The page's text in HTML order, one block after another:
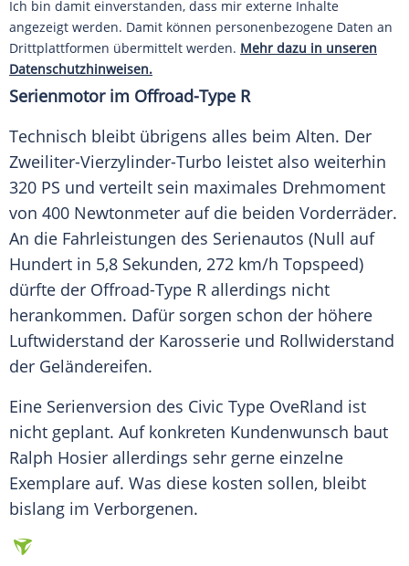
Ich bin damit einverstanden, dass mir externe Inhalte
angezeigt werden. Damit können personenbezogene Daten an
Drittplattformen übermittelt werden. Mehr dazu in unseren
Datenschutzhinweisen.
Serienmotor im Offroad-Type R
Technisch bleibt übrigens alles beim Alten. Der
Zweiliter-Vierzylinder-Turbo leistet also weiterhin
320 PS und verteilt sein maximales Drehmoment
von 400 Newtonmeter auf die beiden Vorderräder.
An die Fahrleistungen des Serienautos (Null auf
Hundert in 5,8 Sekunden, 272 km/h Topspeed)
dürfte der Offroad-Type R allerdings nicht
herankommen. Dafür sorgen schon der höhere
Luftwiderstand der Karosserie und Rollwiderstand
der Geländereifen.
Eine Serienversion des Civic Type OveRland ist
nicht geplant. Auf konkreten Kundenwunsch baut
Ralph Hosier allerdings sehr gerne einzelne
Exemplare auf. Was diese kosten sollen, bleibt
bislang im Verborgenen.